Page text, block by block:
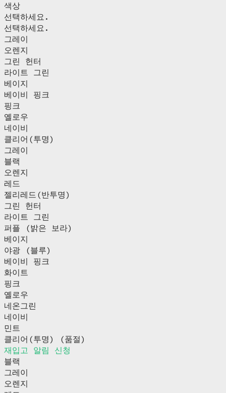
색상
선택하세요.
선택하세요.
그레이
오렌지
그린 헌터
라이트 그린
베이지
베이비 핑크
핑크
옐로우
네이비
클리어(투명)
그레이
블랙
오렌지
레드
젤리레드(반투명)
그린 헌터
라이트 그린
퍼플 (밝은 보라)
베이지
야광 (블루)
베이비 핑크
화이트
핑크
옐로우
네온그린
네이비
민트
클리어(투명) (품절)
재입고 알림 신청
블랙
그레이
오렌지